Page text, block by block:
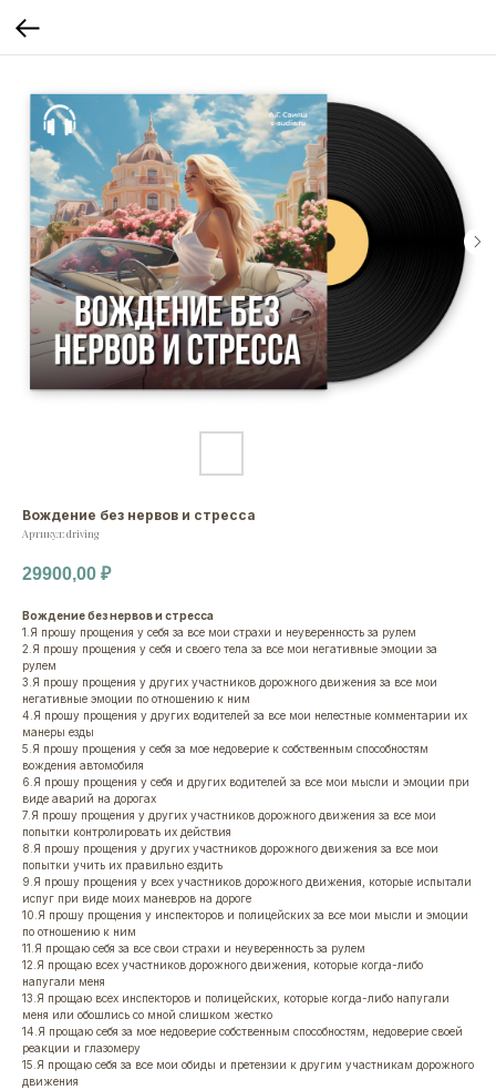
Вождение без нервов и стресса
Артикул:driving
29900,00 ₽
Вождение без нервов и стресса
1.Я прошу прощения у себя за все мои страхи и неуверенность за рулем
2.Я прошу прощения у себя и своего тела за все мои негативные эмоции за
рулем
3.Я прошу прощения у других участников дорожного движения за все мои
негативные эмоции по отношению к ним
4.Я прошу прощения у других водителей за все мои нелестные комментарии их
манеры езды
5.Я прошу прощения у себя за мое недоверие к собственным способностям
вождения автомобиля
6.Я прошу прощения у себя и других водителей за все мои мысли и эмоции при
виде аварий на дорогах
7.Я прошу прощения у других участников дорожного движения за все мои
попытки контролировать их действия
8.Я прошу прощения у других участников дорожного движения за все мои
попытки учить их правильно ездить
9.Я прошу прощения у всех участников дорожного движения, которые испытали
испуг при виде моих маневров на дороге
10.Я прошу прощения у инспекторов и полицейских за все мои мысли и эмоции
по отношению к ним
11.Я прощаю себя за все свои страхи и неуверенность за рулем
12.Я прощаю всех участников дорожного движения, которые когда-либо
напугали меня
13.Я прощаю всех инспекторов и полицейских, которые когда-либо напугали
меня или обошлись со мной слишком жестко
14.Я прощаю себя за мое недоверие собственным способностям, недоверие своей
реакции и глазомеру
15.Я прощаю себя за все мои обиды и претензии к другим участникам дорожного
движения